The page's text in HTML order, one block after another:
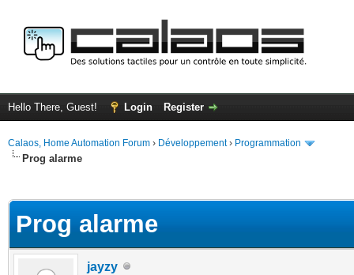
Hello There, Guest! Login Register
Calaos, Home Automation Forum › Développement› Programmation
Prog alarme
Prog alarme
jayzy